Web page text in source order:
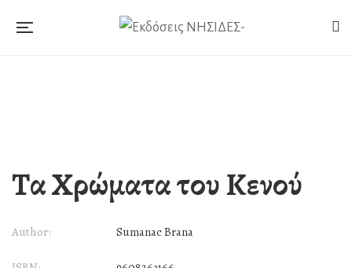
Τα Χρώματα του Κενού
Author: Sumanac Brana